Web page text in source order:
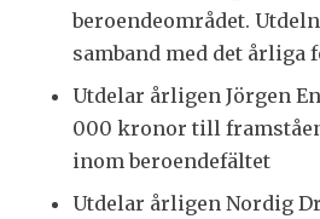
beroendeområdet.
samband med det årliga
Utdelar årligen Jörgen
000 kronor till
inom beroendefältet
Utdelar årligen Nordig